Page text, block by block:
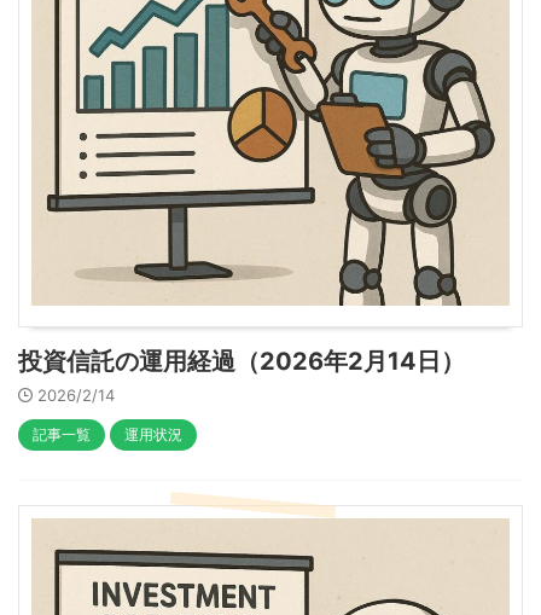
投資信託の運用経過（2026年2月14日）
2026/2/14
記事一覧 運用状況